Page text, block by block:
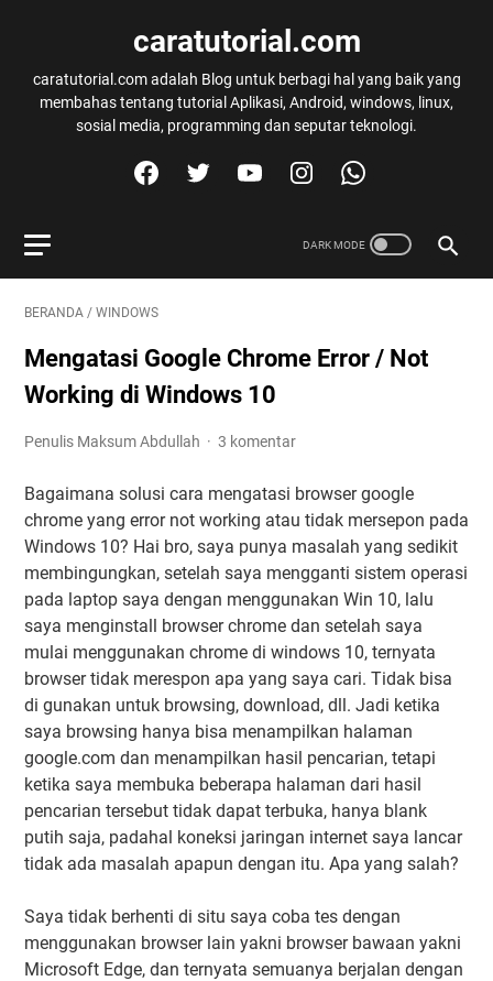
caratutorial.com
caratutorial.com adalah Blog untuk berbagi hal yang baik yang
membahas tentang tutorial Aplikasi, Android, windows, linux,
sosial media, programming dan seputar teknologi.
BERANDA / WINDOWS
Mengatasi Google Chrome Error / Not
Working di Windows 10
Penulis Maksum Abdullah 3 komentar
Bagaimana solusi cara mengatasi browser google
chrome yang error not working atau tidak mersepon pada
Windows 10? Hai bro, saya punya masalah yang sedikit
membingungkan, setelah saya mengganti sistem operasi
pada laptop saya dengan menggunakan Win 10, lalu
saya menginstall browser chrome dan setelah saya
mulai menggunakan chrome di windows 10, ternyata
browser tidak merespon apa yang saya cari. Tidak bisa
di gunakan untuk browsing, download, dll. Jadi ketika
saya browsing hanya bisa menampilkan halaman
google.com dan menampilkan hasil pencarian, tetapi
ketika saya membuka beberapa halaman dari hasil
pencarian tersebut tidak dapat terbuka, hanya blank
putih saja, padahal koneksi jaringan internet saya lancar
tidak ada masalah apapun dengan itu. Apa yang salah?
Saya tidak berhenti di situ saya coba tes dengan
menggunakan browser lain yakni browser bawaan yakni
Microsoft Edge, dan ternyata semuanya berjalan dengan